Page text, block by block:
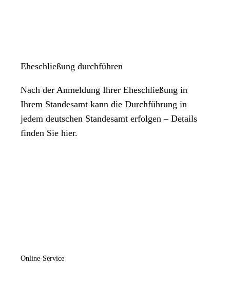
Eheschließung durchführen
Nach der Anmeldung Ihrer Eheschließung in
Ihrem Standesamt kann die Durchführung in
jedem deutschen Standesamt erfolgen – Details
finden Sie hier.
Online-Service